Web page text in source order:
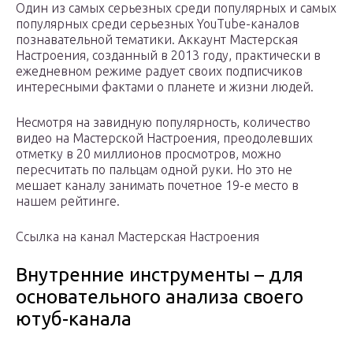
Один из самых серьезных среди популярных и самых
популярных среди серьезных YouTube-каналов
познавательной тематики. Аккаунт Мастерская
Настроения, созданный в 2013 году, практически в
ежедневном режиме радует своих подписчиков
интересными фактами о планете и жизни людей.
Несмотря на завидную популярность, количество
видео на Мастерской Настроения, преодолевших
отметку в 20 миллионов просмотров, можно
пересчитать по пальцам одной руки. Но это не
мешает каналу занимать почетное 19-е место в
нашем рейтинге.
Ссылка на канал Мастерская Настроения
Внутренние инструменты – для
основательного анализа своего
ютуб-канала